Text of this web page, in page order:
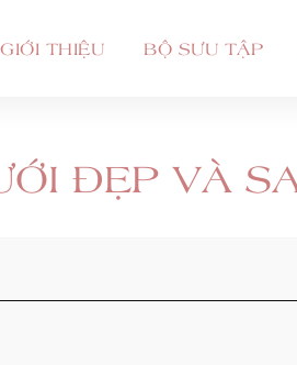
GIỚI THIỆU BỘ SƯU TẬP
ĐẸP VÀ